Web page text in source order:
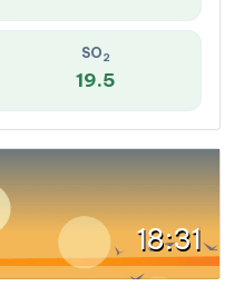
SO2
19.5
18:31